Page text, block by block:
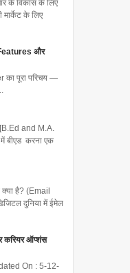
के विकास के लिए
के लिए
और
पूरा परिचय —
and M.A.
बीएड करना एक
है? (Email
दुनिया में ईमेल
करियर ऑप्शंस
On : 5-12-